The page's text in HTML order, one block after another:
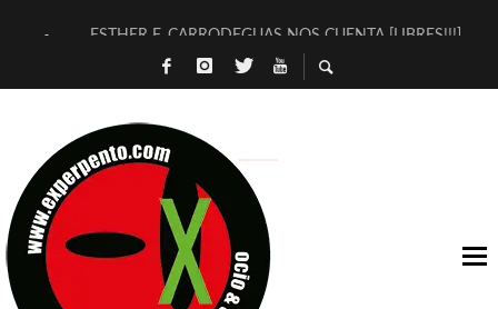
ESTHER F. CARRODEGUAS NOS CUENTA [LIBRES!!!]
[TERRA DE GUAPES] DE SANDRA MONFORT
TIMBRE 4, LA ESCUELA DEL DIRECTOR TEATRAL CLAUDIO
30 AÑOS (NO ES NADA) DE LA KATARSIS DEL TOMATAZO
MILITARES JUDÍAS EN #EXVITA
D’BALDOMEROS REINVENTAN [BITÁCORA 3.0] EN EXVITA